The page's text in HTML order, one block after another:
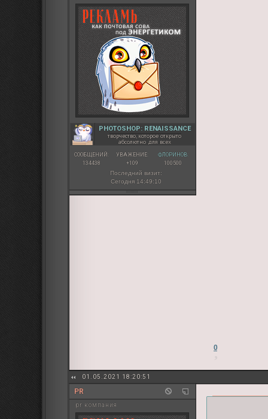
PHOTOSHOP: RENAISSANCE
творчество, которое открыто
абсолютно для всех
СООБЩЕНИЙ:
134438
УВАЖЕНИЕ:
+109
ФЛОРИНОВ:
100500
Последний визит:
Сегодня 14:49:10
0
01.05.2021 18:20:51
PR
pr компания